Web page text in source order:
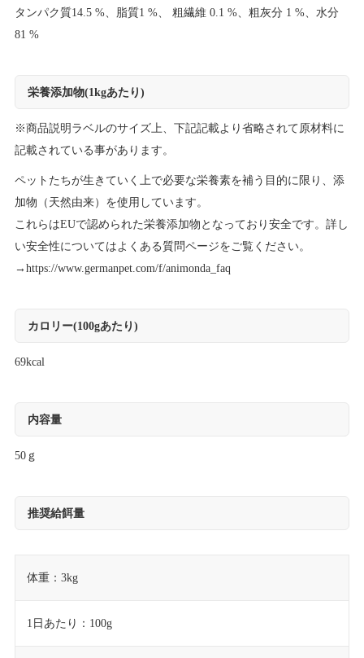
タンパク質14.5 %、脂質1 %、 粗繊維 0.1 %、粗灰分 1 %、水分
81 %
栄養添加物(1kgあたり)
※商品説明ラベルのサイズ上、下記記載より省略されて原材料に
記載されている事があります。
ペットたちが生きていく上で必要な栄養素を補う目的に限り、添
加物（天然由来）を使用しています。
これらはEUで認められた栄養添加物となっており安全です。詳し
い安全性についてはよくある質問ページをご覧ください。
→ https://www.germanpet.com/f/animonda_faq
カロリー(100gあたり)
69kcal
内容量
50ｇ
推奨給餌量
体重：3kg
1日あたり：100g